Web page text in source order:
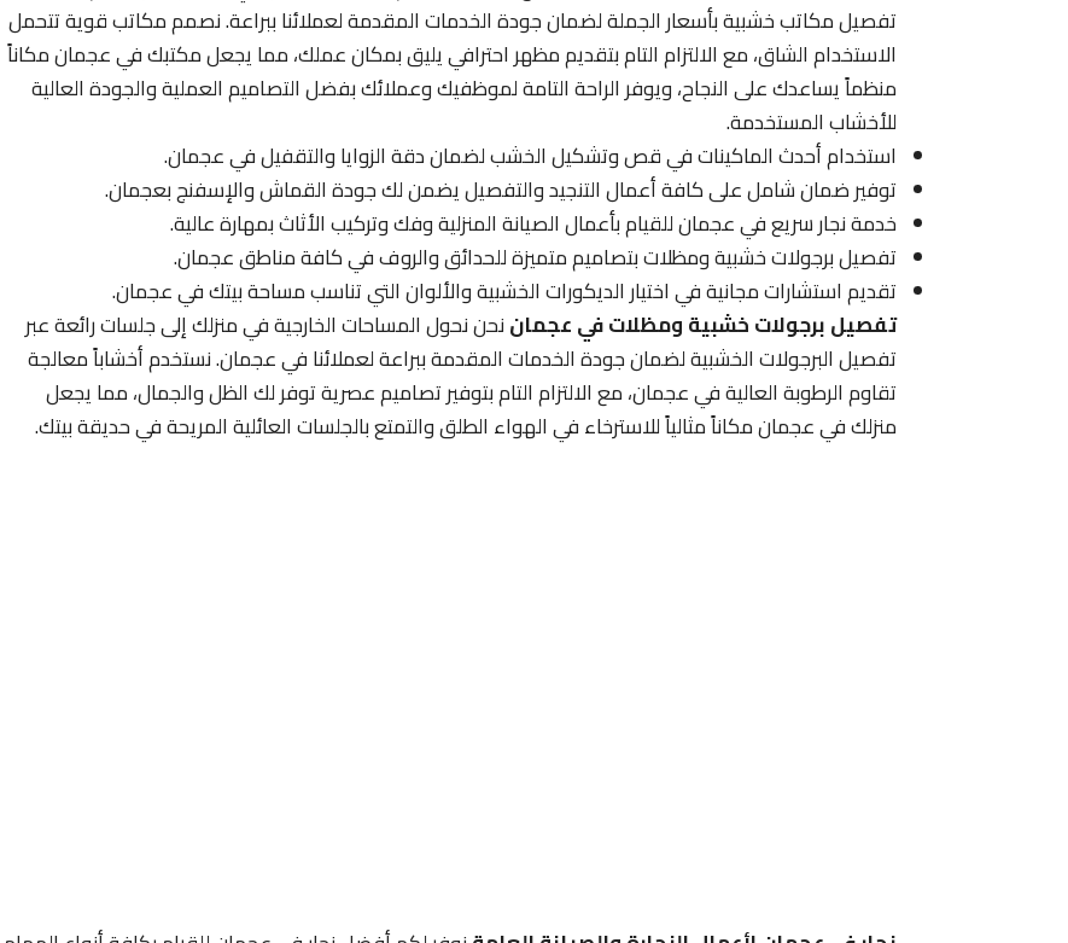
تفصيل مكاتب خشبية بأسعار الجملة لضمان جودة الخدمات المقدمة لعملائنا ببراعة. نصمم مكاتب قوية تتحمل
الاستخدام الشاق، مع الالتزام التام بتقديم مظهر احترافي يليق بمكان عملك، مما يجعل مكتبك في عجمان مكاناً
منظماً يساعدك على النجاح، ويوفر الراحة التامة لموظفيك وعملائك بفضل التصاميم العملية والجودة العالية
للأخشاب المستخدمة.
استخدام أحدث الماكينات في قص وتشكيل الخشب لضمان دقة الزوايا والتقفيل في عجمان.
توفير ضمان شامل على كافة أعمال التنجيد والتفصيل يضمن لك جودة القماش والإسفنج بعجمان.
خدمة نجار سريع في عجمان للقيام بأعمال الصيانة المنزلية وفك وتركيب الأثاث بمهارة عالية.
تفصيل برجولات خشبية ومظلات بتصاميم متميزة للحدائق والروف في كافة مناطق عجمان.
تقديم استشارات مجانية في اختيار الديكورات الخشبية والألوان التي تناسب مساحة بيتك في عجمان.
تفصيل برجولات خشبية ومظلات في عجماننحن نحول المساحات الخارجية في منزلك إلى جلسات رائعة عبر
تفصيل البرجولات الخشبية لضمان جودة الخدمات المقدمة ببراعة لعملائنا في عجمان. نستخدم أخشاباً معالجة
تقاوم الرطوبة العالية في عجمان، مع الالتزام التام بتوفير تصاميم عصرية توفر لك الظل والجمال، مما يجعل
منزلك في عجمان مكاناً مثالياً للاسترخاء في الهواء الطلق والتمتع بالجلسات العائلية المريحة في حديقة بيتك.